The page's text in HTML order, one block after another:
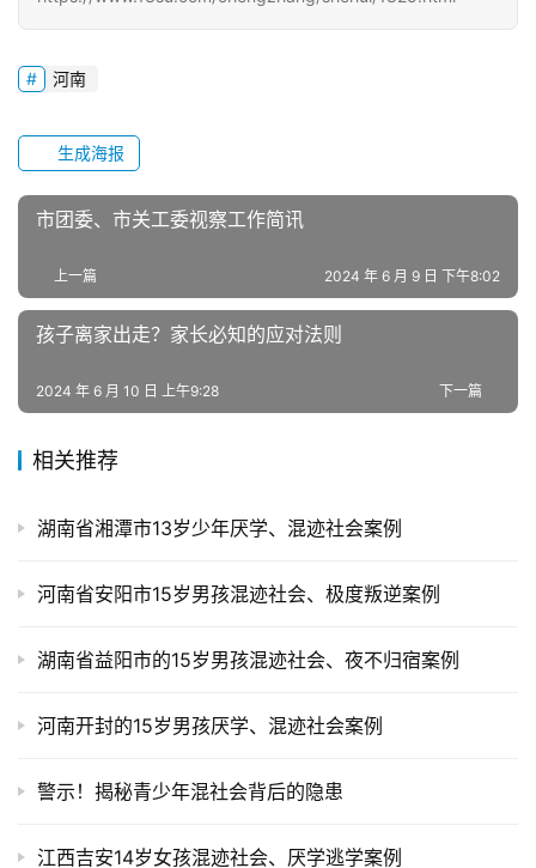
长
中
心
全
少
逆
专
河南
生成海报
市团委、市关工委视察工作简讯
上一篇 2024 年 6 月 9 日 下午8:02
孩子离家出走？家长必知的应对法则
下一篇
2024 年 6 月 10 日 上午9:28
相关推荐
湖南省湘潭市13岁少年厌学、混迹社会案例
河南省安阳市15岁男孩混迹社会、极度叛逆案例
湖南省益阳市的15岁男孩混迹社会、夜不归宿案例
河南开封的15岁男孩厌学、混迹社会案例
警示！揭秘青少年混社会背后的隐患
江西吉安14岁女孩混迹社会、厌学逃学案例